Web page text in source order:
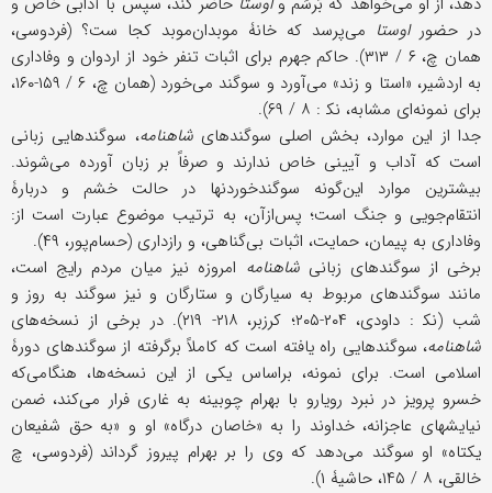
در حضوراوستا می‌پرسد که خانۀ موبدان‌موبد کجا ست؟ (فردوسی،
همان چ، ۶ / ۳۱۳). حاکم جهرم برای اثبات تنفر خود از اردوان و وفاداری
به اردشیر، «استا و زند» می‌آورد و سوگند می‌خورد (همان چ، ۶ / ۱۵۹-۱۶۰،
برای نمونه‌ای مشابه، نک‍ : ۸ / ۶۹).
جدا از این موارد، بخش اصلی سوگندهایشاهنامه، سوگندهایی زبانی
است که آداب و آیینی خاص ندارند و صرفاً بر زبان آورده می‌شوند.
بیشترین موارد این‌گونه سوگندخوردنها در حالت خشم و دربارۀ
انتقام‌جویی و جنگ است؛ پس‌از‌آن، به ترتیب موضوع عبارت است از:
وفاداری به پیمان، حمایت، اثبات بی‌گناهی، و رازداری (حسام‌پور، ۴۹).
برخی از سوگندهای زبانیشاهنامه امروزه نیز میان مردم رایج است،
مانند سوگندهای مربوط به سیارگان و ستارگان و نیز سوگند به روز و
شب (نک‍ : داودی، ۲۰۴-۲۰۵؛ کرزبر، ۲۱۸- ۲۱۹). در برخی از نسخه‌های
شاهنامه، سوگندهایی راه یافته است که کاملاً برگرفته از سوگندهای دورۀ
اسلامی است. برای نمونه، براساس یکی از این نسخه‌ها، هنگامی‌که
خسرو پرویز در نبرد رویارو با بهرام چوبینه به غاری فرار می‌کند، ضمن
نیایشهای عاجزانه، خداوند را به «خاصان درگاه» او و «به حق شفیعان
یکتاه» او سوگند می‌دهد که وی را بر بهرام پیروز گرداند (فردوسی، چ
خالقی، ۸ / ۱۴۵، حاشیۀ ۱).